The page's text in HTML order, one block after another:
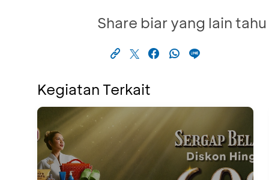
Share biar yang lain tahu
Kegiatan Terkait